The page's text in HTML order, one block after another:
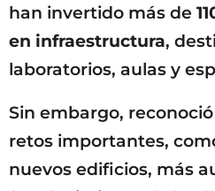
han invertido más de
en infraestructura,
laboratorios, aulas y
Sin embargo,
retos importantes,
nuevos edificios, más